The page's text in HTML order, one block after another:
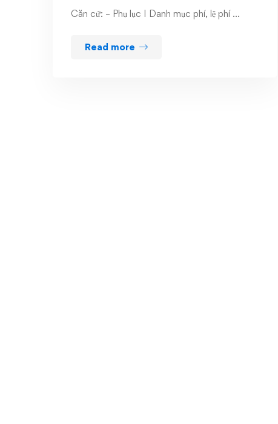
Căn cứ: – Phụ lục I Danh mục phí, lệ phí …
Read more